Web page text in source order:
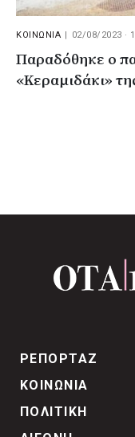
ΚΟΙΝΩΝΙΑ 02/08/2023 ·
Παραδόθηκε ο
«Κεραμιδάκι»
ΡΕΠΟΡΤΑΖ
ΚΟΙΝΩΝΙΑ
ΠΟΛΙΤΙΚΗ